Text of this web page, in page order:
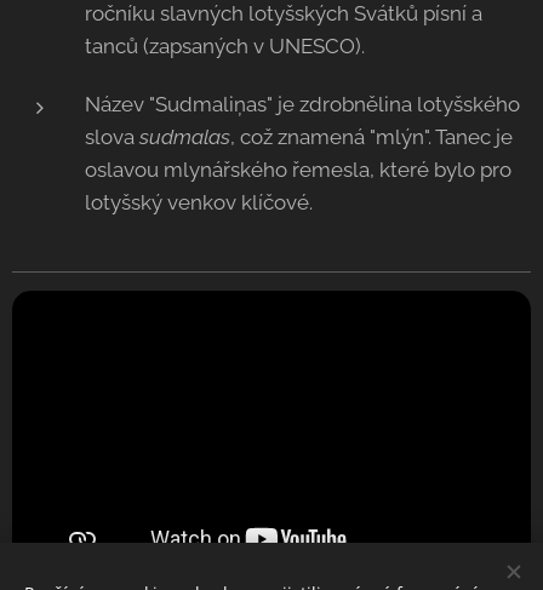
ročníku slavných lotyšských Svátků písní a
tanců (zapsaných v UNESCO).
Název "Sudmaliņas" je zdrobnělina lotyšského
slova sudmalas, což znamená "mlýn". Tanec je
oslavou mlynářského řemesla, které bylo pro
lotyšský venkov klíčové.